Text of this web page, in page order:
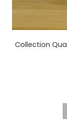
Collection